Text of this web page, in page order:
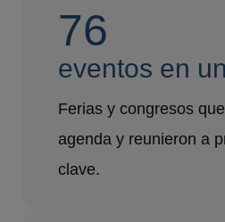
76
eventos en
Ferias y congresos
agenda y reunieron a
clave.